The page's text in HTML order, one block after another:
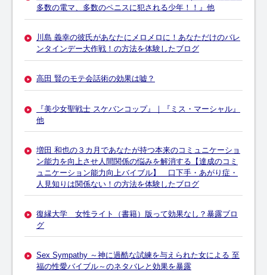
多数の電マ、多数のペニスに犯される少年！！』他
川島 義幸の彼氏があなたにメロメロに！あなただけのバレ
ンタインデー大作戦！の方法を体験したブログ
高田 賢のモテ会話術の効果は嘘？
『美少女聖戦士 スケバンコップ』｜『ミス・マーシャル』
他
増田 和也の３カ月であなたが持つ本来のコミュニケーショ
ン能力を向上させ人間関係の悩みを解消する【達成のコミ
ュニケーション能力向上バイブル】 口下手・あがり症・
人見知りは関係ない！の方法を体験したブログ
復縁大学 女性ライト（書籍）版って効果なし？暴露ブロ
グ
Sex Sympathy ～神に過酷な試練を与えられた女による 至
福の性愛バイブル～のネタバレと効果を暴露